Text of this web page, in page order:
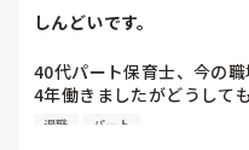
しんどいです。
40代パート保育士、今の職
4年働きましたがどうして
退職しようと思っています。
退職 パート